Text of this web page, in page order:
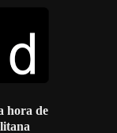
hora de